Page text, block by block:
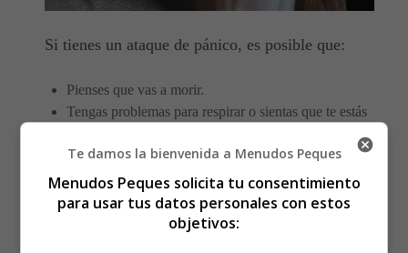
Si tienes un ataque de pánico, es posible que:
Pienses que vas a morir.
Tengas problemas para respirar o sientas que te estás
Tengas sensaciones de entumecimiento u hormigueo
en partes del cuerpo.
Tengas dolor en el pecho
Te sientas mareado, o como si te pudieras desmayar.
Te damos la bienvenida a Menudos Peques
Menudos Peques solicita tu consentimiento
para usar tus datos personales con estos
objetivos: